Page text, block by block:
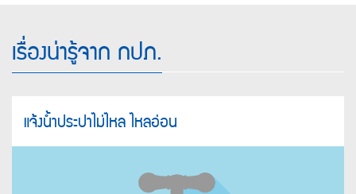
เรื่องน่ารู้จาก กปภ.
แจ้งน้ำประปาไม่ไหล ไหลอ่อน